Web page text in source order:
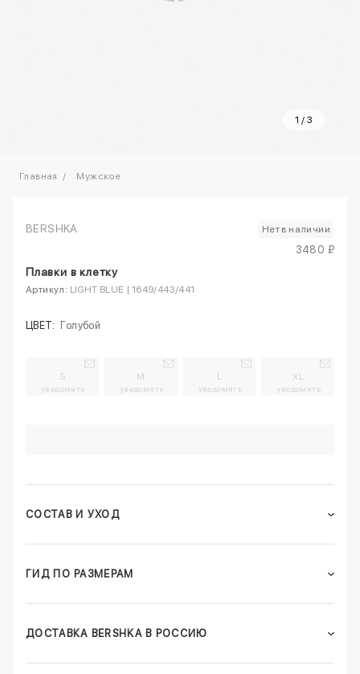
1 / 3
Главная Мужское
BERSHKA Нет в наличии
3480 ₽
Плавки в клетку
Артикул: LIGHT BLUE | 1649/443/441
ЦВЕТ: Голубой
S
уведомить
M
уведомить
L
уведомить
XL
уведомить
СОСТАВ И УХОД
ГИД ПО РАЗМЕРАМ
ДОСТАВКА BERSHKA В РОССИЮ